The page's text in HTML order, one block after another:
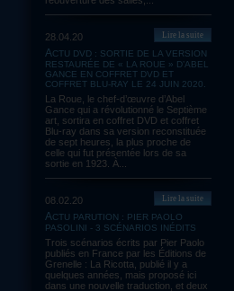
28.04.20
ACTU DVD : SORTIE DE LA VERSION
RESTAURÉE DE « LA ROUE » D’ABEL
GANCE EN COFFRET DVD ET
COFFRET BLU-RAY LE 24 JUIN 2020.
La Roue, le chef-d’œuvre d’Abel
Gance qui a révolutionné le Septième
art, sortira en coffret DVD et coffret
Blu-ray dans sa version reconstituée
de sept heures, la plus proche de
celle qui fut présentée lors de sa
sortie en 1923. À...
Lire la suite
08.02.20
ACTU PARUTION : PIER PAOLO
PASOLINI - 3 SCÉNARIOS INÉDITS
Trois scénarios écrits par Pier Paolo
publiés en France par les Éditions de
Grenelle : La Ricotta, publié il y a
quelques années, mais proposé ici
dans une nouvelle traduction, et deux
Lire la suite